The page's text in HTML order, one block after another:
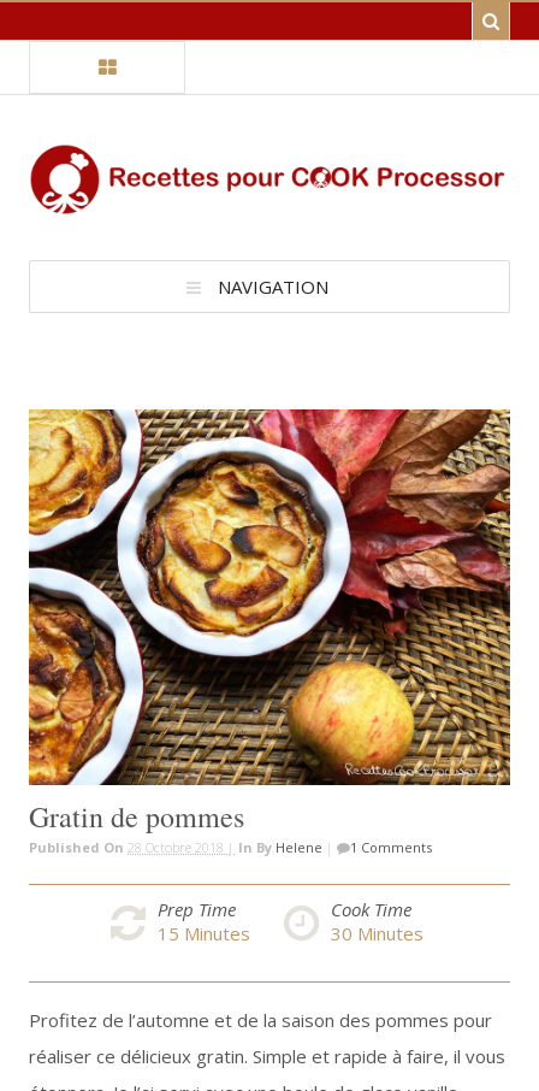
NAVIGATION
Gratin de pommes
Published On28 Octobre 2018 | In By Helene | 1 Comments
Prep Time
15 Minutes
Cook Time
30 Minutes
Profitez de l’automne et de la saison des pommes pour
réaliser ce délicieux gratin. Simple et rapide à faire, il vous